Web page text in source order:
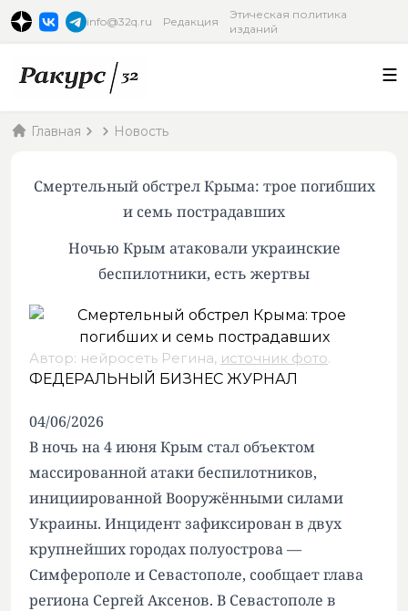
info@32q.ru Редакция
Этическая политика
изданий
Главная Новость
Смертельный обстрел Крыма: трое погибших
и семь пострадавших
Ночью Крым атаковали украинские
беспилотники, есть жертвы
Автор: нейросеть Регина, источник фото.
ФЕДЕРАЛЬНЫЙ БИЗНЕС ЖУРНАЛ
04/06/2026
В ночь на 4 июня Крым стал объектом
массированной атаки беспилотников,
инициированной Вооружёнными силами
Украины. Инцидент зафиксирован в двух
крупнейших городах полуострова —
Симферополе и Севастополе, сообщает глава
региона Сергей Аксенов. В Севастополе в